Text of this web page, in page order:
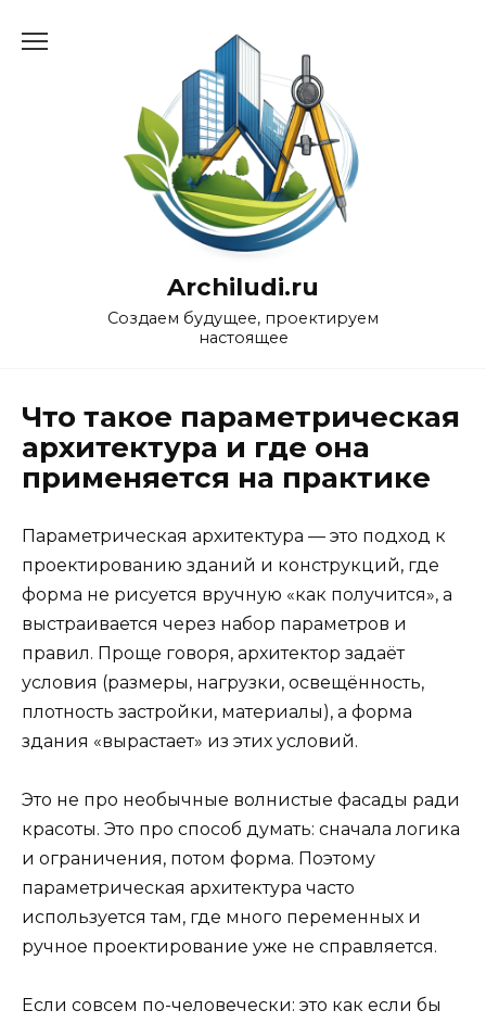
Archiludi.ru
Создаем будущее, проектируем
настоящее
Что такое параметрическая
архитектура и где она
применяется на практике
Параметрическая архитектура — это подход к
проектированию зданий и конструкций, где
форма не рисуется вручную «как получится», а
выстраивается через набор параметров и
правил. Проще говоря, архитектор задаёт
условия (размеры, нагрузки, освещённость,
плотность застройки, материалы), а форма
здания «вырастает» из этих условий.
Это не про необычные волнистые фасады ради
красоты. Это про способ думать: сначала логика
и ограничения, потом форма. Поэтому
параметрическая архитектура часто
используется там, где много переменных и
ручное проектирование уже не справляется.
Если совсем по-человечески: это как если бы